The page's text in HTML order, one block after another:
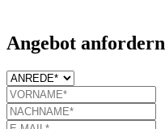
Angebot anfordern